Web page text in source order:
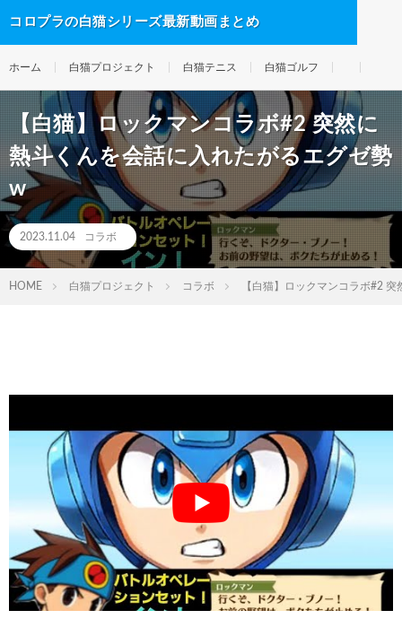
コロプラの白猫シリーズ最新動画まとめ
ホーム 白猫プロジェクト 白猫テニス 白猫ゴルフ
【白猫】ロックマンコラボ#2 突然に
熱斗くんを会話に入れたがるエグゼ勢
w
2023.11.04 コラボ
HOME 白猫プロジェクト コラボ 【白猫】ロックマンコラボ#2